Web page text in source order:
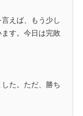
えば、もう少し
す。今日は完敗
た。ただ、勝ち